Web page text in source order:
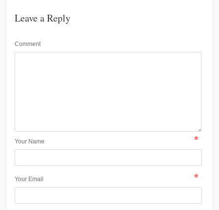
Leave a Reply
Comment
Your Name *
Your Email *